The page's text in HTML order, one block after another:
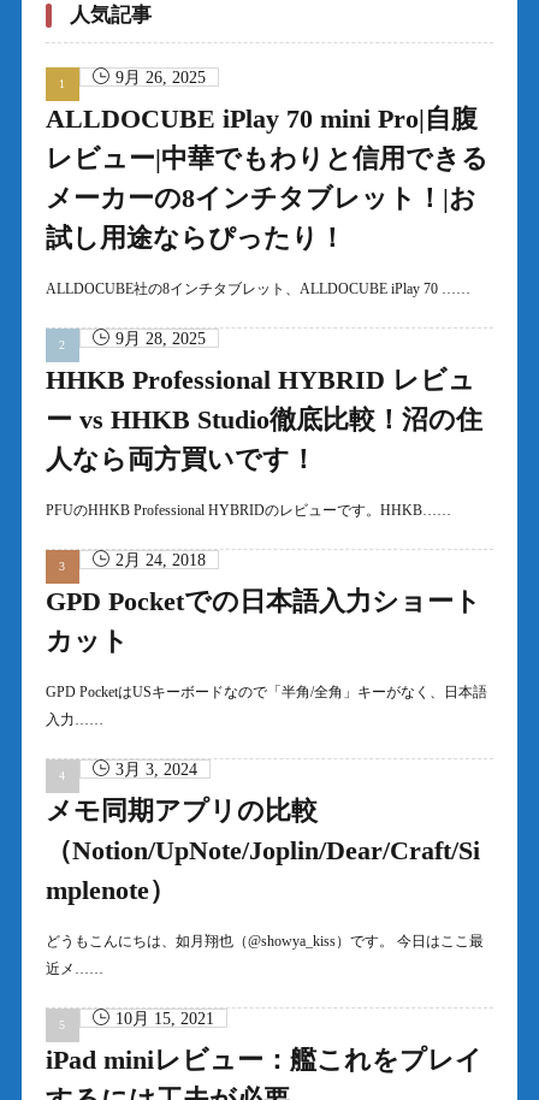
人気記事
9月 26, 2025
ALLDOCUBE iPlay 70 mini Pro|自腹
レビュー|中華でもわりと信用できる
メーカーの8インチタブレット！|お
試し用途ならぴったり！
ALLDOCUBE社の8インチタブレット、ALLDOCUBE iPlay 70 ……
9月 28, 2025
HHKB Professional HYBRID レビュ
ー vs HHKB Studio徹底比較！沼の住
人なら両方買いです！
PFUのHHKB Professional HYBRIDのレビューです。HHKB……
2月 24, 2018
GPD Pocketでの日本語入力ショート
カット
GPD PocketはUSキーボードなので「半角/全角」キーがなく、日本語
入力……
3月 3, 2024
メモ同期アプリの比較
（Notion/UpNote/Joplin/Dear/Craft/Si
mplenote）
どうもこんにちは、如月翔也（@showya_kiss）です。 今日はここ最
近メ……
10月 15, 2021
iPad miniレビュー：艦これをプレイ